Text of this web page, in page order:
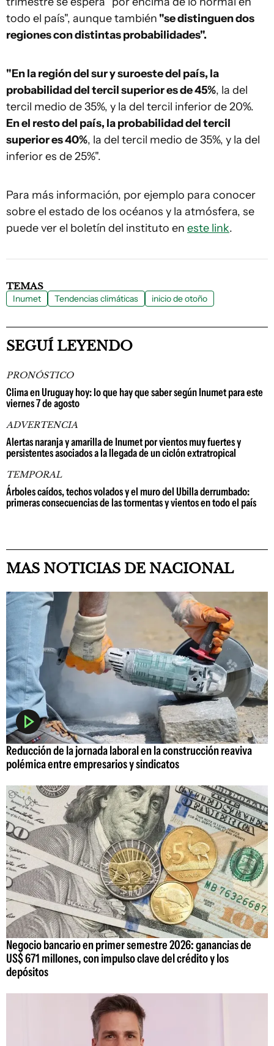
todo el país", aunque también "se distinguen dos
regiones con distintas probabilidades".
"En la región del sur y suroeste del país, la
probabilidad del tercil superior es de 45%, la del
tercil medio de 35%, y la del tercil inferior de 20%.
En el resto del país, la probabilidad del tercil
superior es 40%, la del tercil medio de 35%, y la del
inferior es de 25%".
Para más información, por ejemplo para conocer
sobre el estado de los océanos y la atmósfera, se
puede ver el boletín del instituto en este link.
TEMAS
Inumet Tendencias climáticas inicio de otoño
SEGUÍ LEYENDO
PRONÓSTICO
Clima en Uruguay hoy: lo que hay que saber según Inumet para este
viernes 7 de agosto
ADVERTENCIA
Alertas naranja y amarilla de Inumet por vientos muy fuertes y
persistentes asociados a la llegada de un ciclón extratropical
TEMPORAL
Árboles caídos, techos volados y el muro del Ubilla derrumbado:
primeras consecuencias de las tormentas y vientos en todo el país
MAS NOTICIAS DE NACIONAL
Reducción de la jornada laboral en la construcción reaviva
polémica entre empresarios y sindicatos
Negocio bancario en primer semestre 2026: ganancias de
US$ 671 millones, con impulso clave del crédito y los
depósitos